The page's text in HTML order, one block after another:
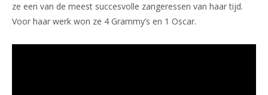
ze een van de meest succesvolle zangeressen van haar tijd.
Voor haar werk won ze 4 Grammy’s en 1 Oscar.